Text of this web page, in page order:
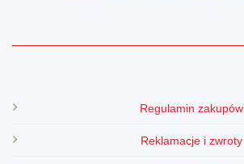
Regulamin zakupów
Reklamacje i zwroty